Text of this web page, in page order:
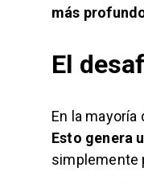
más
El
En la
Esto genera
simplemente